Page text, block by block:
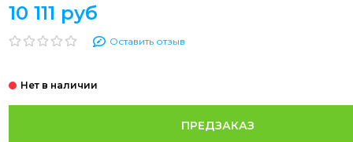
10 111 руб
Оставить отзыв
ПРЕДЗАКАЗ